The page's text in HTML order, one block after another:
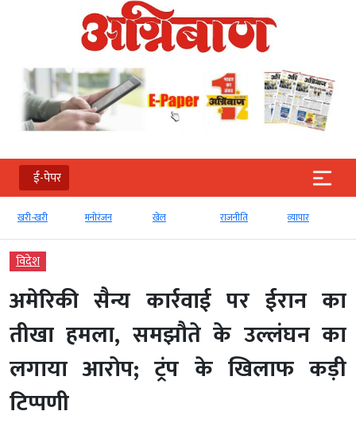
ई-पेपर
खरी-खरी मनोरंजन राजनीति व्‍यापार
विदेश
अमेरिकी सैन्य कार्रवाई पर ईरान का
तीखा हमला, समझौते के उल्लंघन का
लगाया आरोप; ट्रंप के खिलाफ कड़ी
टिप्पणी